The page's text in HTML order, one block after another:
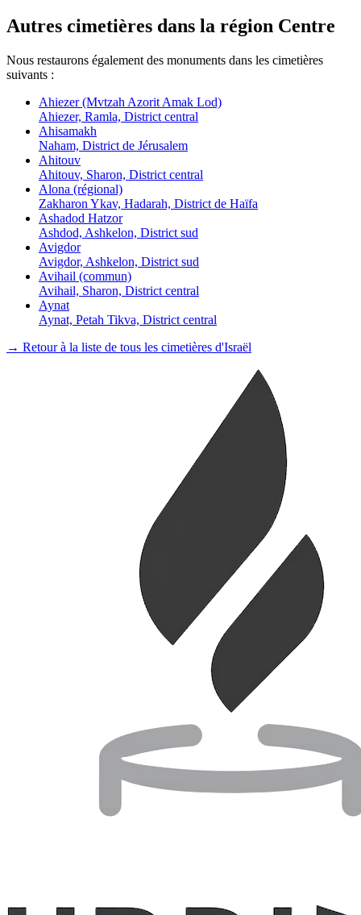
Autres cimetières dans la région Centre
Nous restaurons également des monuments dans les cimetières
suivants :
Ahiezer (Mvtzah Azorit Amak Lod)
Ahiezer, Ramla, District central
Ahisamakh
Naham, District de Jérusalem
Ahitouv
Ahitouv, Sharon, District central
Alona (régional)
Zakharon Ykav, Hadarah, District de Haïfa
Ashadod Hatzor
Ashdod, Ashkelon, District sud
Avigdor
Avigdor, Ashkelon, District sud
Avihail (commun)
Avihail, Sharon, District central
Aynat
Aynat, Petah Tikva, District central
→ Retour à la liste de tous les cimetières d'Israël